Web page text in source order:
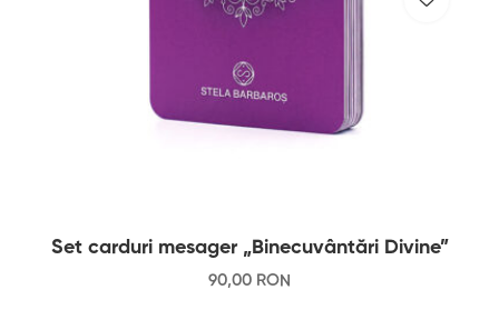
Set carduri mesager „Binecuvântări Divine”
90,00 RON